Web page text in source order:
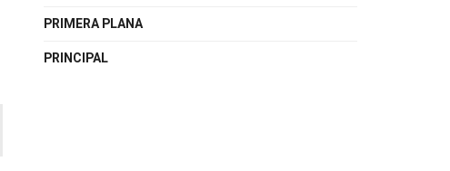
PRIMERA PLANA
PRINCIPAL